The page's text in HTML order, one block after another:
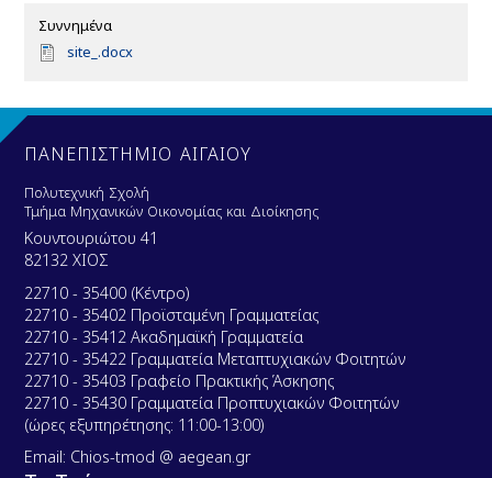
Συννημένα
D
u
e
n
t
site_.docx
ΠΑΝΕΠΙΣΤΗΜΙΟ ΑΙΓΑΙΟΥ
Πολυτεχνική Σχολή
Τμήμα Μηχανικών Οικονομίας και Διοίκησης
Κουντουριώτου 41
82132 ΧΙΟΣ
22710 - 35400 (Κέντρο)
22710 - 35402 Προϊσταμένη Γραμματείας
22710 - 35412 Ακαδημαϊκή Γραμματεία
22710 - 35422 Γραμματεία Μεταπτυχιακών Φοιτητών
22710 - 35403 Γραφείο Πρακτικής Άσκησης
22710 - 35430 Γραμματεία Προπτυχιακών Φοιτητών
(ώρες εξυπηρέτησης: 11:00-13:00)
Email: Chios-tmod @ aegean.gr